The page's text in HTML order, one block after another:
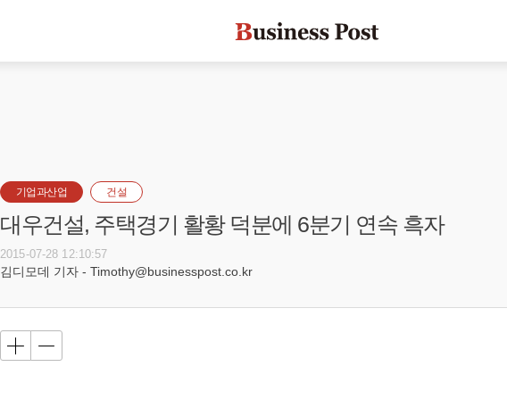
기업과산업 건설
대우건설, 주택경기 활황 덕분에 6분기 연속 흑자
2015-07-28 12:10:57
김디모데 기자 - Timothy@businesspost.co.kr